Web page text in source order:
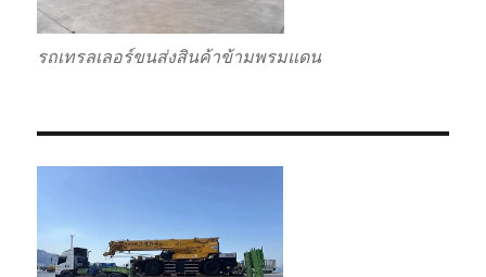
รถเทรลเลอร์ขนส่งสินค้าข้ามพรมแดน